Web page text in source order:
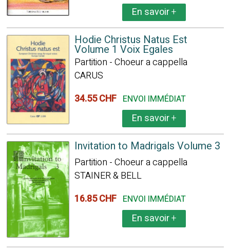
En savoir+
Hodie Christus Natus Est
Volume 1 Voix Egales
Partition - Choeur a cappella
CARUS
34.55 CHF ENVOI IMMÉDIAT
En savoir+
Invitation to Madrigals Volume 3
Partition - Choeur a cappella
STAINER & BELL
16.85 CHF ENVOI IMMÉDIAT
En savoir+